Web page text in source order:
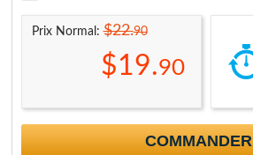
Prix Normal:$22.90
$19.90
COMMANDER